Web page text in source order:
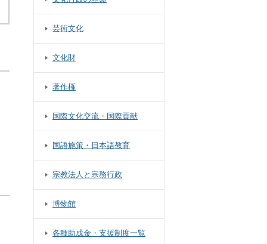
芸術文化
文化財
著作権
国際文化交流・国際貢献
国語施策・日本語教育
宗教法人と宗務行政
博物館
各種助成金・支援制度一覧